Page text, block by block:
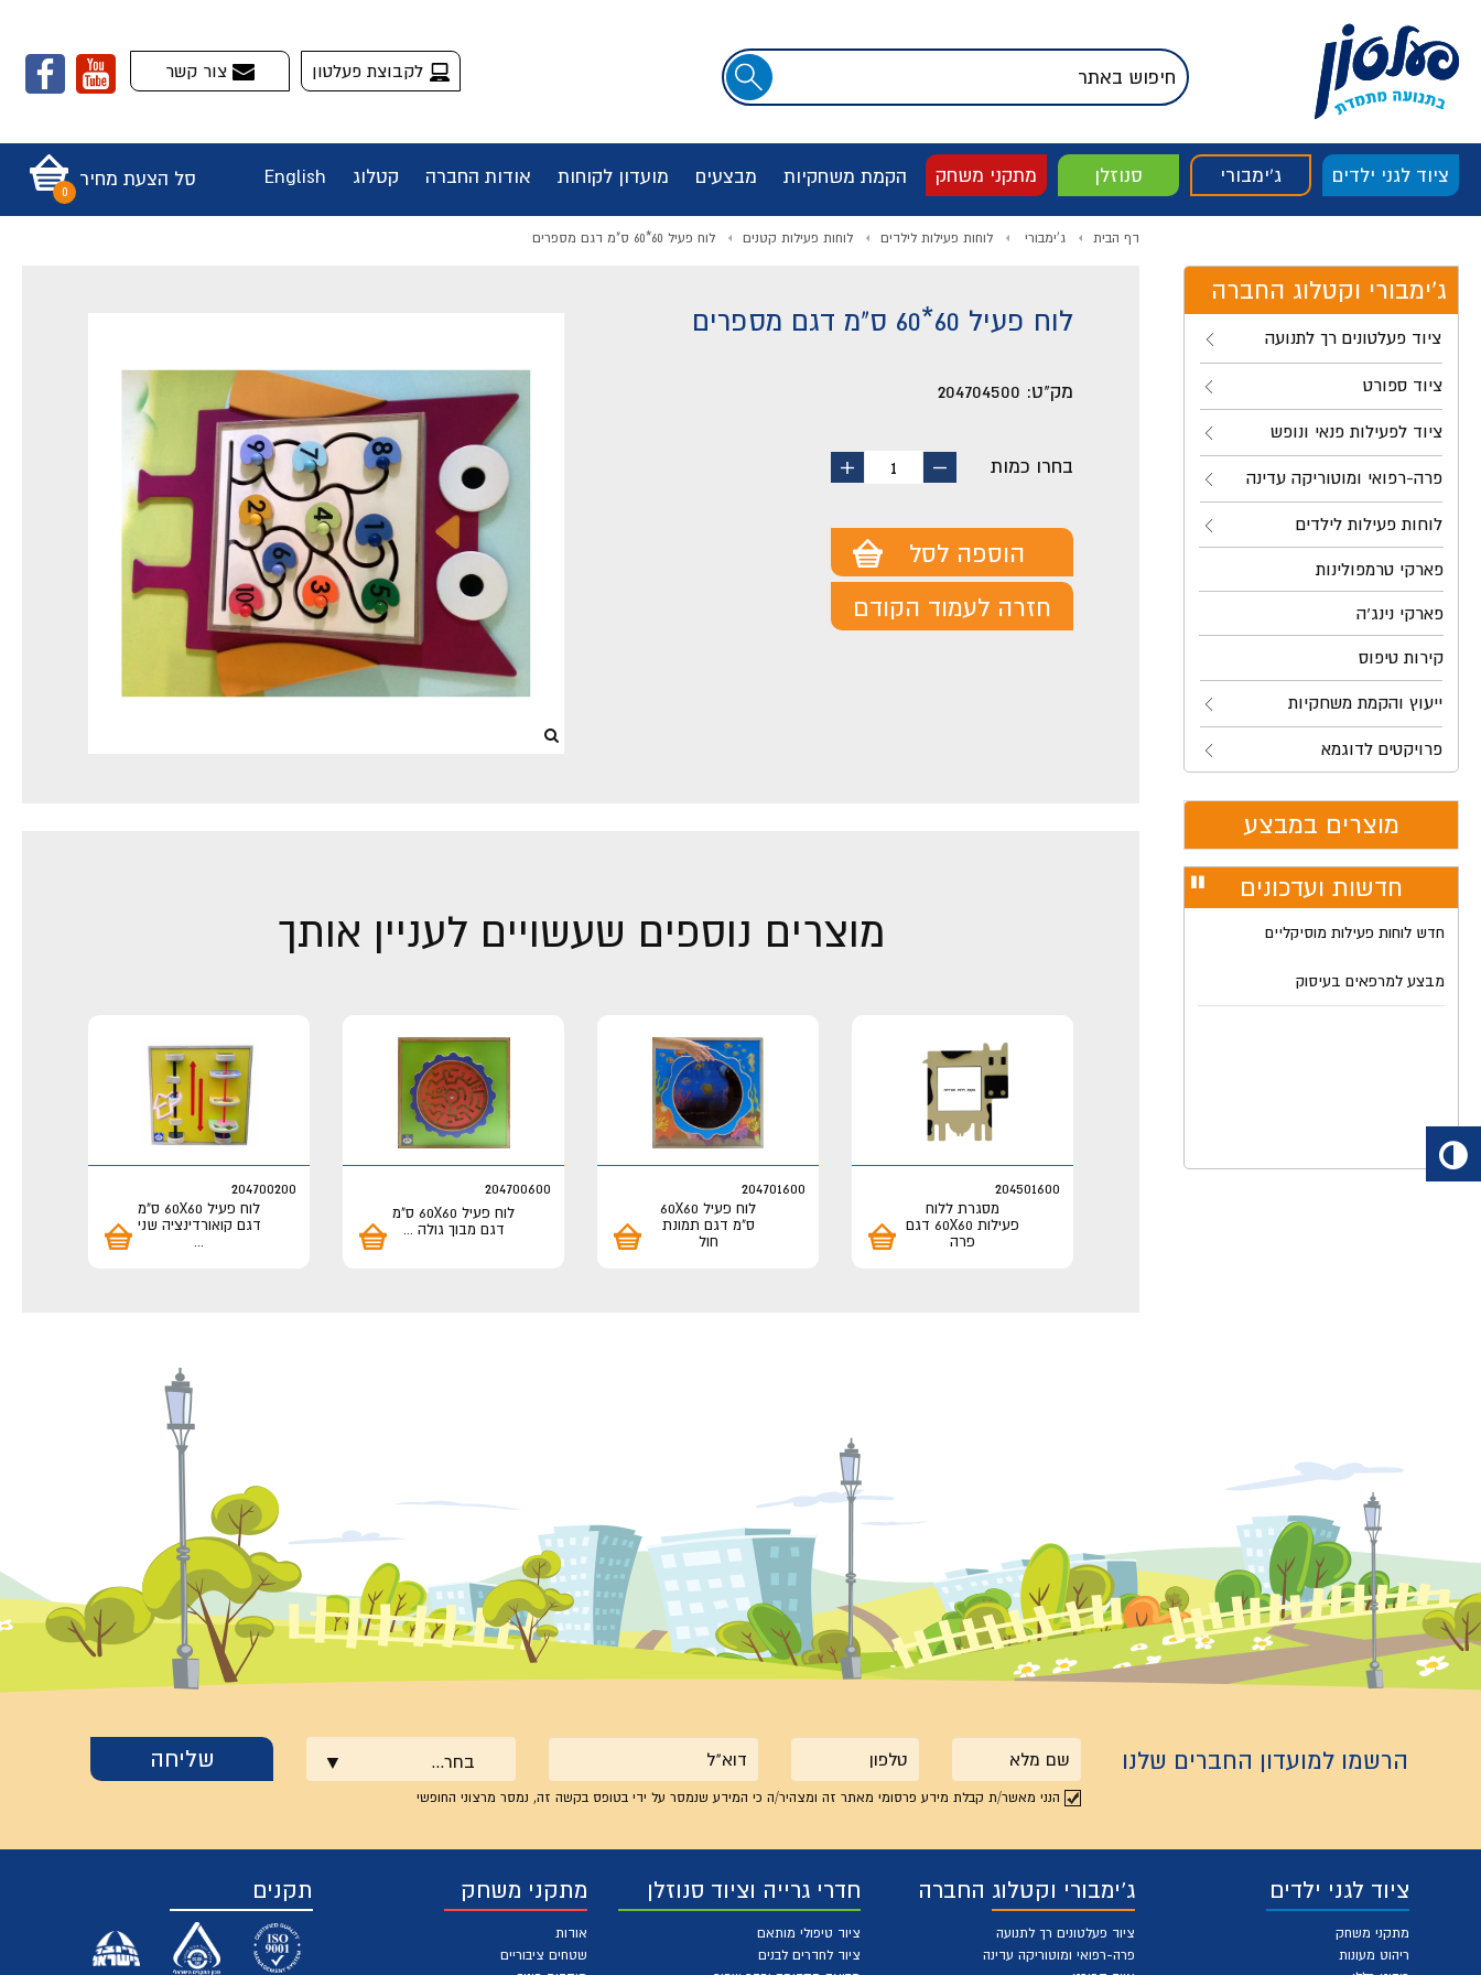
דלג לסרגל הניווט
דלג לתפריט ציוד
אודות החברה
דלג לסוף העמוד
חיפוש
לקבוצת פעלטון צור קשר
ציוד לגני ילדים ג'ימבורי סנוזלן מתקני משחק הקמת משחקיות מבצעים מועדון לקוחות אודות החברה קטלוג English סל הצעת מחיר
ג'ימבורי וקטלוג החברה
ציוד פעלטונים רך לתנועה
ציוד ספורט
ציוד לפעילות פנאי ונופש
פרה-רפואי ומוטוריקה עדינה
לוחות פעילות לילדים
פארקי טרמפולינות
פארקי נינג'ה
קירות טיפוס
ייעוץ והקמת משחקיות
פרויקטים לדוגמא
מוצרים במבצע
עצור
חדשות ועדכונים
חדש לוחות פעילות מוסיקליים
מבצע למרפאים בעיסוק
דף הבית ג'ימבורי לוחות פעילות לילדים לוחות פעילות קטנים לוח פעיל 60*60 ס"מ דגם מספרים
לוח פעיל 60*60 ס"מ דגם מספרים
מק"ט: 204704500
בחרו כמות
החסר
1
הוסף
הוספה לסל
חזרה לעמוד הקודם
מוצרים נוספים שעשויים לעניין אותך
204501600
מסגרת ללוח
פעילות 60X60 דגם
פרה
204701600
לוח פעיל 60X60
ס"מ דגם תמונת
חול
204700600
לוח פעיל 60X60 ס"מ
דגם מבוך גולה ...
204700200
לוח פעיל 60X60 ס"מ
דגם קואורדינציה שני
הרשמו למועדון החברים שלנו
שם
בחר...
הנני מאשר/ת קבלת מידע פרסומי מאתר זה ומצהיר/ה כי המידע שנמסר על ידי בטופס בקשה זה, נמסר מרצוני החופשי
תקנים ציוד לגני ילדים
מתקני משחק
ריהוט מעונות
ג'ימבורי וקטלוג החברה
ציוד פעלטונים רך לתנועה
פרה-רפואי ומוטוריקה עדינה
חדרי גרייה וציוד סנוזלן
ציוד טיפולי מותאם
ציוד לחדרים לבנים
מתקני משחק
אודות
שטחים ציבוריים